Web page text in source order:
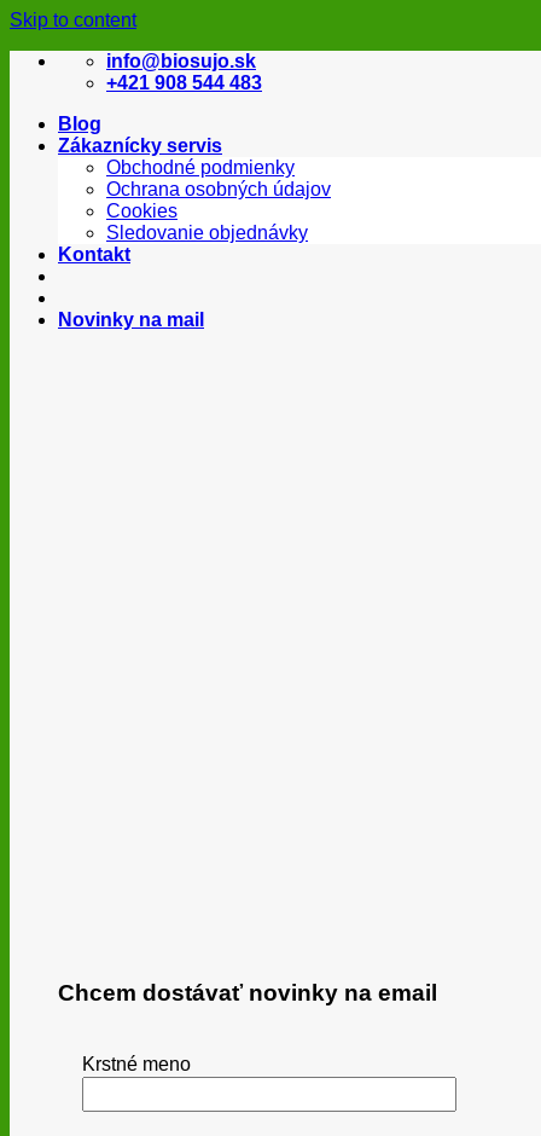
Skip to content
info@biosujo.sk
+421 908 544 483
Blog
Zákaznícky servis
Obchodné podmienky
Ochrana osobných údajov
Cookies
Sledovanie objednávky
Kontakt
Novinky na mail
Chcem dostávať novinky na email
Krstné meno